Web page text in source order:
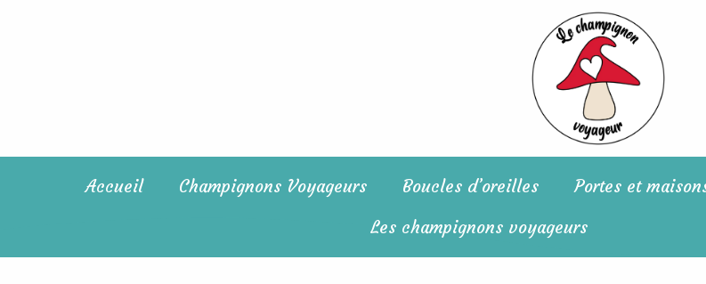
Accueil Champignons Voyageurs Boucles d’oreilles Portes et
Les champignons voyageurs